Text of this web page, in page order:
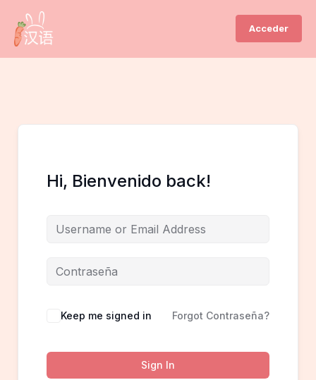
contenido
Acceder
Hi, Bienvenido back!
Keep me signed in Forgot Contraseña?
Sign In